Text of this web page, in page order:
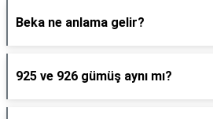
Beka ne anlama gelir?
925 ve 926 gümüş aynı mı?